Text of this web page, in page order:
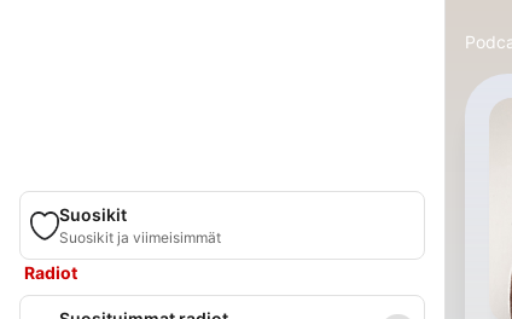
Suosikit
Suosikit ja viimeisimmät
Radiot